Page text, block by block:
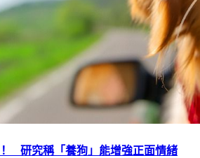
研究稱「養狗」能增強正面情緒